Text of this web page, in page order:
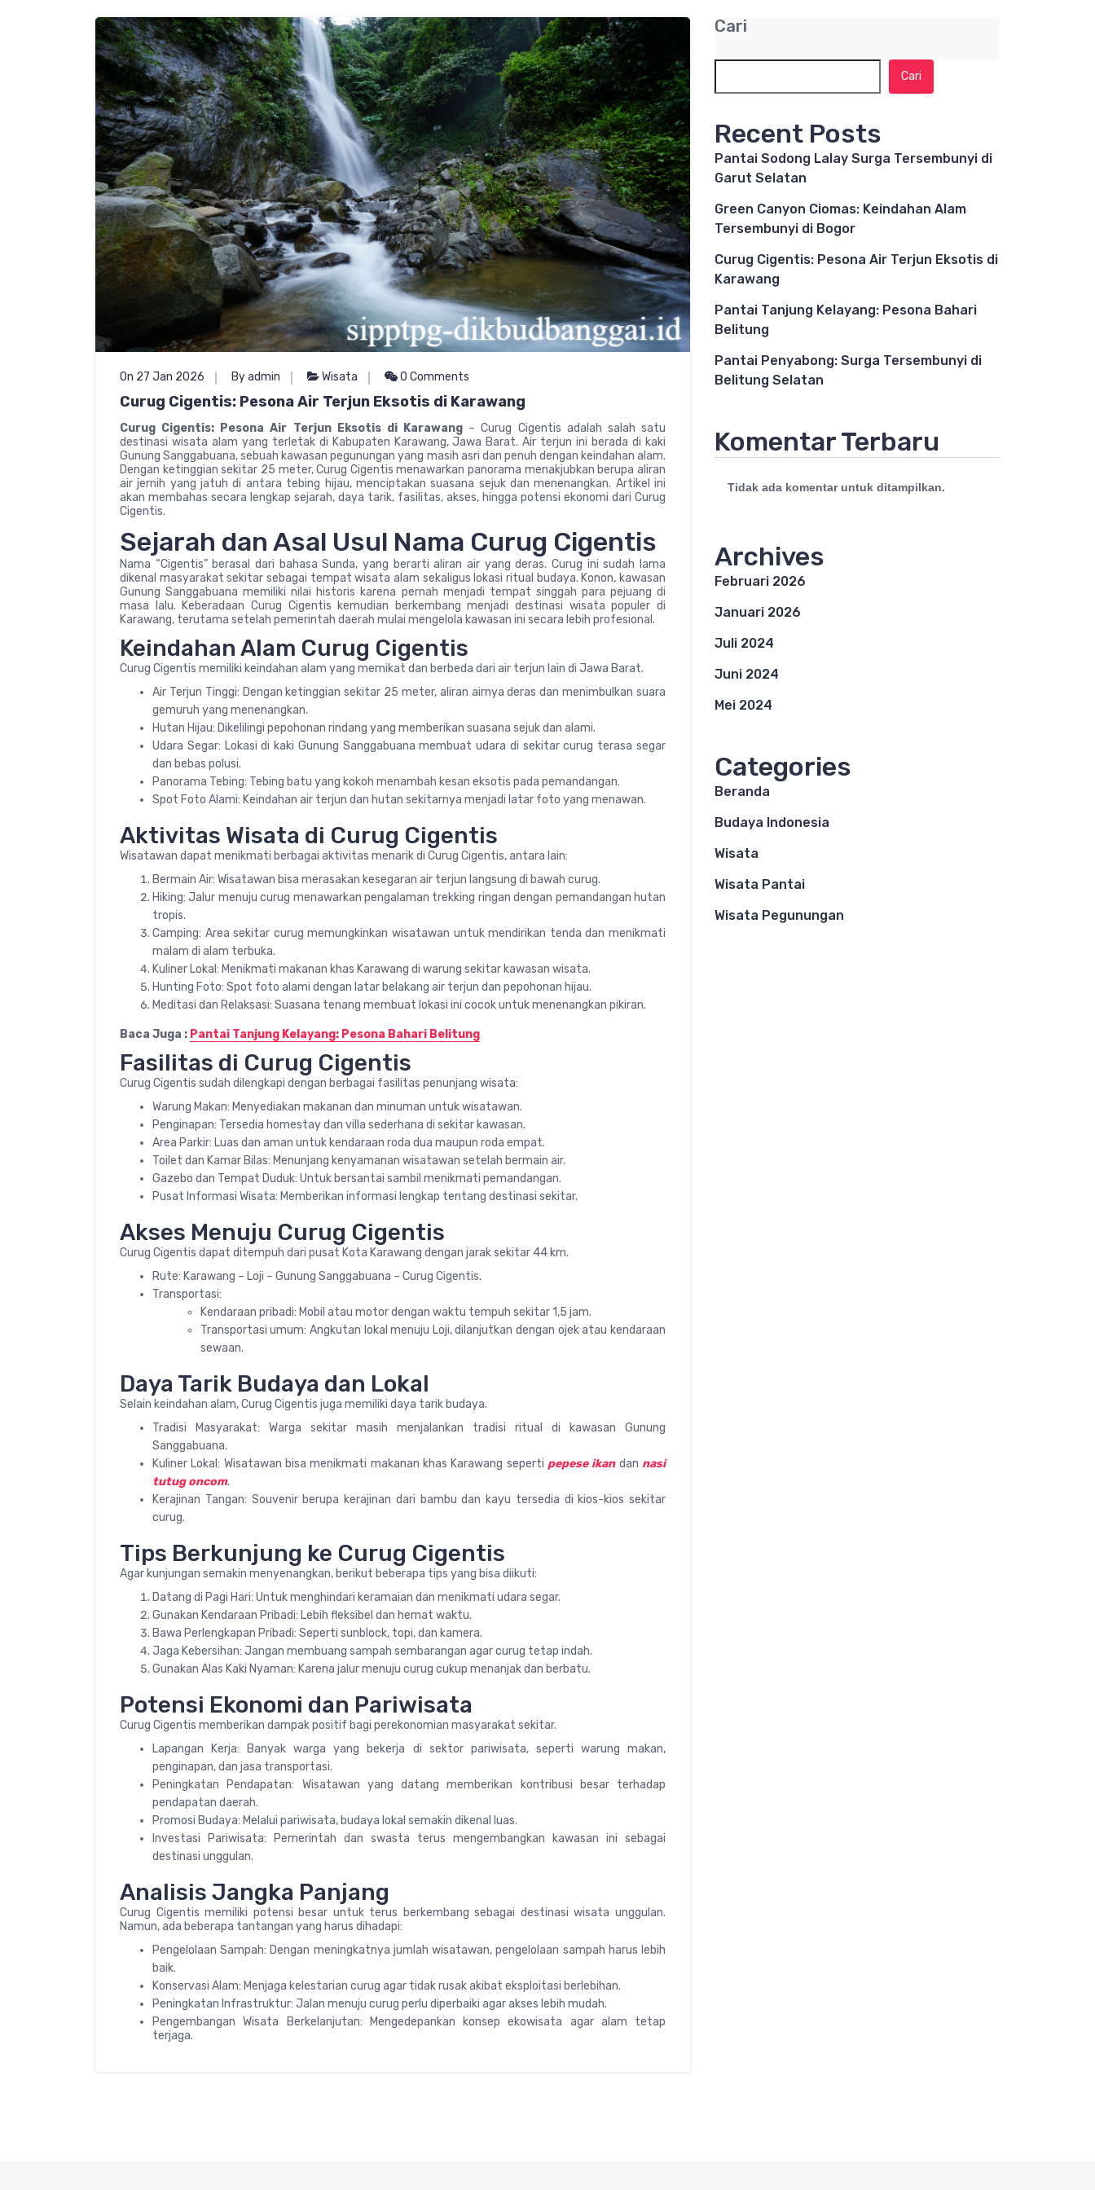
On 27 Jan 2026 By admin Wisata 0 Comments
Curug Cigentis: Pesona Air Terjun Eksotis di Karawang
Curug Cigentis: Pesona Air Terjun Eksotis di Karawang – Curug Cigentis adalah salah satu
destinasi wisata alam yang terletak di Kabupaten Karawang, Jawa Barat. Air terjun ini berada di kaki
Gunung Sanggabuana, sebuah kawasan pegunungan yang masih asri dan penuh dengan keindahan alam.
Dengan ketinggian sekitar 25 meter, Curug Cigentis menawarkan panorama menakjubkan berupa aliran
air jernih yang jatuh di antara tebing hijau, menciptakan suasana sejuk dan menenangkan. Artikel ini
akan membahas secara lengkap sejarah, daya tarik, fasilitas, akses, hingga potensi ekonomi dari Curug
Cigentis.
Sejarah dan Asal Usul Nama Curug Cigentis
Nama “Cigentis” berasal dari bahasa Sunda, yang berarti aliran air yang deras. Curug ini sudah lama
dikenal masyarakat sekitar sebagai tempat wisata alam sekaligus lokasi ritual budaya. Konon, kawasan
Gunung Sanggabuana memiliki nilai historis karena pernah menjadi tempat singgah para pejuang di
masa lalu. Keberadaan Curug Cigentis kemudian berkembang menjadi destinasi wisata populer di
Karawang, terutama setelah pemerintah daerah mulai mengelola kawasan ini secara lebih profesional.
Keindahan Alam Curug Cigentis
Curug Cigentis memiliki keindahan alam yang memikat dan berbeda dari air terjun lain di Jawa Barat.
Air Terjun Tinggi: Dengan ketinggian sekitar 25 meter, aliran airnya deras dan menimbulkan suara
gemuruh yang menenangkan.
Hutan Hijau: Dikelilingi pepohonan rindang yang memberikan suasana sejuk dan alami.
Udara Segar: Lokasi di kaki Gunung Sanggabuana membuat udara di sekitar curug terasa segar
dan bebas polusi.
Panorama Tebing: Tebing batu yang kokoh menambah kesan eksotis pada pemandangan.
Spot Foto Alami: Keindahan air terjun dan hutan sekitarnya menjadi latar foto yang menawan.
Aktivitas Wisata di Curug Cigentis
Wisatawan dapat menikmati berbagai aktivitas menarik di Curug Cigentis, antara lain:
Bermain Air: Wisatawan bisa merasakan kesegaran air terjun langsung di bawah curug.
Hiking: Jalur menuju curug menawarkan pengalaman trekking ringan dengan pemandangan hutan
tropis.
Camping: Area sekitar curug memungkinkan wisatawan untuk mendirikan tenda dan menikmati
malam di alam terbuka.
Kuliner Lokal: Menikmati makanan khas Karawang di warung sekitar kawasan wisata.
Hunting Foto: Spot foto alami dengan latar belakang air terjun dan pepohonan hijau.
Meditasi dan Relaksasi: Suasana tenang membuat lokasi ini cocok untuk menenangkan pikiran.
Baca Juga : Pantai Tanjung Kelayang: Pesona Bahari Belitung
Fasilitas di Curug Cigentis
Curug Cigentis sudah dilengkapi dengan berbagai fasilitas penunjang wisata:
Warung Makan: Menyediakan makanan dan minuman untuk wisatawan.
Penginapan: Tersedia homestay dan villa sederhana di sekitar kawasan.
Area Parkir: Luas dan aman untuk kendaraan roda dua maupun roda empat.
Toilet dan Kamar Bilas: Menunjang kenyamanan wisatawan setelah bermain air.
Gazebo dan Tempat Duduk: Untuk bersantai sambil menikmati pemandangan.
Pusat Informasi Wisata: Memberikan informasi lengkap tentang destinasi sekitar.
Akses Menuju Curug Cigentis
Curug Cigentis dapat ditempuh dari pusat Kota Karawang dengan jarak sekitar 44 km.
Rute: Karawang – Loji – Gunung Sanggabuana – Curug Cigentis.
Transportasi:
Kendaraan pribadi: Mobil atau motor dengan waktu tempuh sekitar 1,5 jam.
Transportasi umum: Angkutan lokal menuju Loji, dilanjutkan dengan ojek atau kendaraan
sewaan.
Daya Tarik Budaya dan Lokal
Selain keindahan alam, Curug Cigentis juga memiliki daya tarik budaya.
Tradisi Masyarakat: Warga sekitar masih menjalankan tradisi ritual di kawasan Gunung
Sanggabuana.
Kuliner Lokal: Wisatawan bisa menikmati makanan khas Karawang seperti pepese ikandan nasi
tutug oncom.
Kerajinan Tangan: Souvenir berupa kerajinan dari bambu dan kayu tersedia di kios-kios sekitar
curug.
Tips Berkunjung ke Curug Cigentis
Agar kunjungan semakin menyenangkan, berikut beberapa tips yang bisa diikuti:
Datang di Pagi Hari: Untuk menghindari keramaian dan menikmati udara segar.
Gunakan Kendaraan Pribadi: Lebih fleksibel dan hemat waktu.
Bawa Perlengkapan Pribadi: Seperti sunblock, topi, dan kamera.
Jaga Kebersihan: Jangan membuang sampah sembarangan agar curug tetap indah.
Gunakan Alas Kaki Nyaman: Karena jalur menuju curug cukup menanjak dan berbatu.
Potensi Ekonomi dan Pariwisata
Curug Cigentis memberikan dampak positif bagi perekonomian masyarakat sekitar.
Lapangan Kerja: Banyak warga yang bekerja di sektor pariwisata, seperti warung makan,
penginapan, dan jasa transportasi.
Peningkatan Pendapatan: Wisatawan yang datang memberikan kontribusi besar terhadap
pendapatan daerah.
Promosi Budaya: Melalui pariwisata, budaya lokal semakin dikenal luas.
Investasi Pariwisata: Pemerintah dan swasta terus mengembangkan kawasan ini sebagai
destinasi unggulan.
Analisis Jangka Panjang
Curug Cigentis memiliki potensi besar untuk terus berkembang sebagai destinasi wisata unggulan.
Namun, ada beberapa tantangan yang harus dihadapi:
Pengelolaan Sampah: Dengan meningkatnya jumlah wisatawan, pengelolaan sampah harus lebih
baik.
Konservasi Alam: Menjaga kelestarian curug agar tidak rusak akibat eksploitasi berlebihan.
Peningkatan Infrastruktur: Jalan menuju curug perlu diperbaiki agar akses lebih mudah.
Pengembangan Wisata Berkelanjutan: Mengedepankan konsep ekowisata agar alam tetap
terjaga.
Cari
Cari
Recent Posts
Pantai Sodong Lalay Surga Tersembunyi di
Garut Selatan
Green Canyon Ciomas: Keindahan Alam
Tersembunyi di Bogor
Curug Cigentis: Pesona Air Terjun Eksotis di
Karawang
Pantai Tanjung Kelayang: Pesona Bahari
Belitung
Pantai Penyabong: Surga Tersembunyi di
Belitung Selatan
Komentar Terbaru
Tidak ada komentar untuk ditampilkan.
Archives
Februari 2026
Januari 2026
Juli 2024
Juni 2024
Mei 2024
Categories
Beranda
Budaya Indonesia
Wisata
Wisata Pantai
Wisata Pegunungan